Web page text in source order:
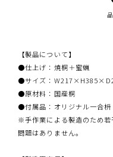
【製品について】
●仕上げ：焼桐＋蜜蝋
●サイズ：
●原材料：国産桐
●付属品：オリジナル一合枡
※手作業による製造のため若
問題はありません。